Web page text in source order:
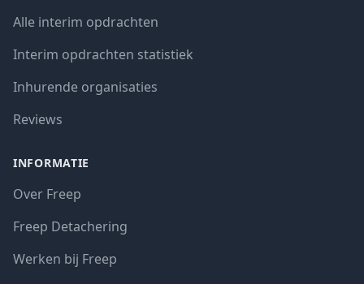
Alle interim opdrachten
Interim opdrachten statistiek
Inhurende organisaties
Reviews
INFORMATIE
Over Freep
Freep Detachering
Werken bij Freep